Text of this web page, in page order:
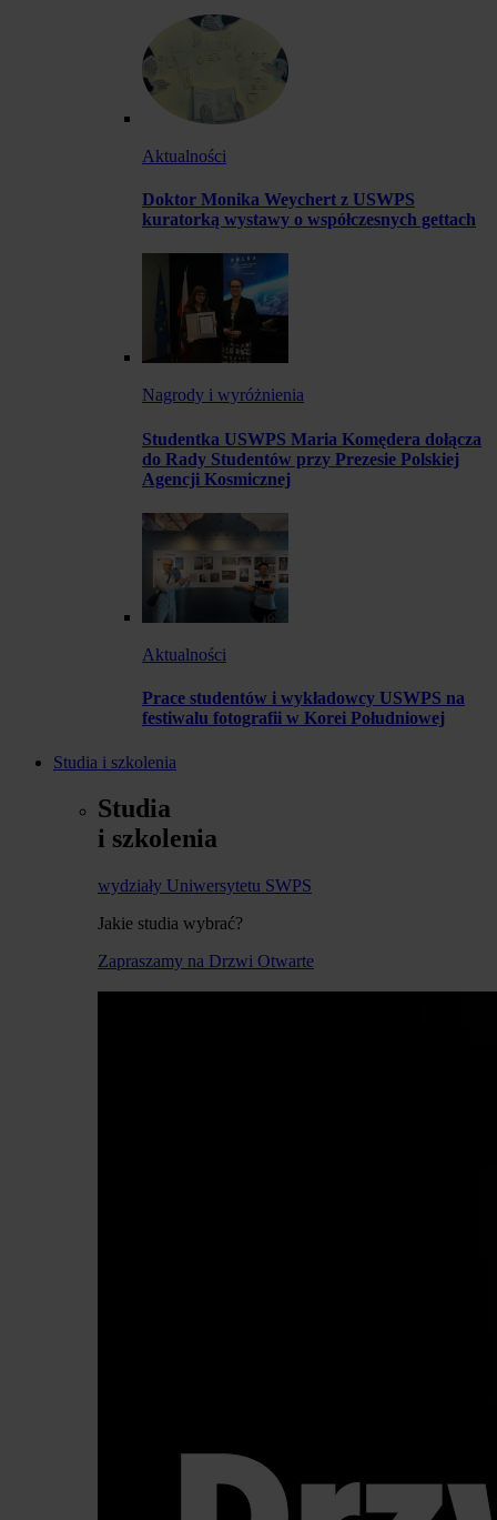
Aktualności
Doktor Monika Weychert z USWPS
kuratorką wystawy o współczesnych gettach
Nagrody i wyróżnienia
Studentka USWPS Maria Komędera dołącza
do Rady Studentów przy Prezesie Polskiej
Agencji Kosmicznej
Aktualności
Prace studentów i wykładowcy USWPS na
festiwalu fotografii w Korei Południowej
Studia i szkolenia
Studia
i szkolenia
wydziały Uniwersytetu SWPS
Jakie studia wybrać?
Zapraszamy na Drzwi Otwarte